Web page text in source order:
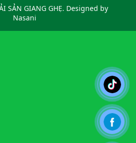
SẢN GIANG GHẸ. Designed by
Nasani